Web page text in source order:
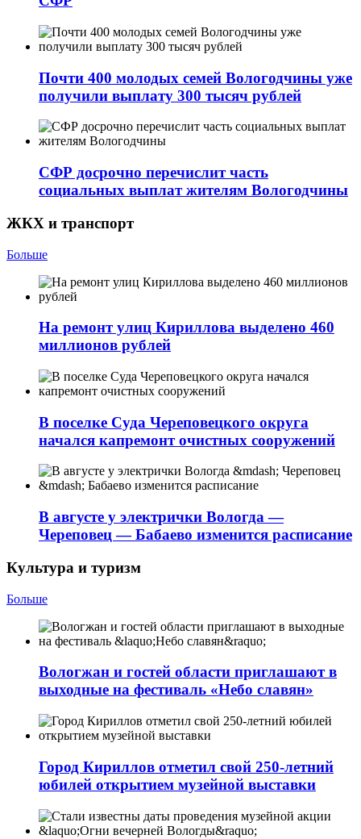
Почти 400 молодых семей Вологодчины уже
получили выплату 300 тысяч рублей
СФР досрочно перечислит часть
социальных выплат жителям Вологодчины
ЖКХ и транспорт
Больше
На ремонт улиц Кириллова выделено 460
миллионов рублей
В поселке Суда Череповецкого округа
начался капремонт очистных сооружений
В августе у электрички Вологда —
Череповец — Бабаево изменится расписание
Культура и туризм
Больше
Вологжан и гостей области приглашают в
выходные на фестиваль «Небо славян»
Город Кириллов отметил свой 250-летний
юбилей открытием музейной выставки